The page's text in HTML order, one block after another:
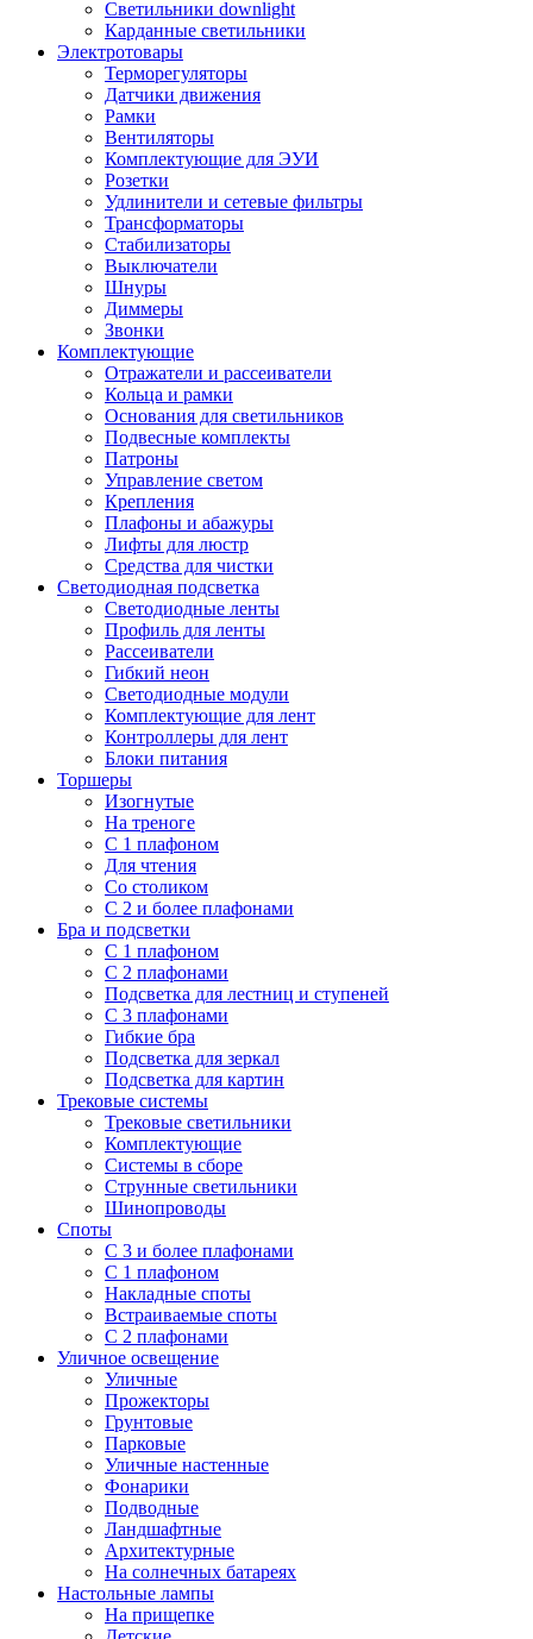
Светильники downlight
Карданные светильники
Электротовары
Терморегуляторы
Датчики движения
Рамки
Вентиляторы
Комплектующие для ЭУИ
Розетки
Удлинители и сетевые фильтры
Трансформаторы
Стабилизаторы
Выключатели
Шнуры
Диммеры
Звонки
Комплектующие
Отражатели и рассеиватели
Кольца и рамки
Основания для светильников
Подвесные комплекты
Патроны
Управление светом
Крепления
Плафоны и абажуры
Лифты для люстр
Средства для чистки
Светодиодная подсветка
Светодиодные ленты
Профиль для ленты
Рассеиватели
Гибкий неон
Светодиодные модули
Комплектующие для лент
Контроллеры для лент
Блоки питания
Торшеры
Изогнутые
На треноге
С 1 плафоном
Для чтения
Со столиком
С 2 и более плафонами
Бра и подсветки
С 1 плафоном
С 2 плафонами
Подсветка для лестниц и ступеней
С 3 плафонами
Гибкие бра
Подсветка для зеркал
Подсветка для картин
Трековые системы
Трековые светильники
Комплектующие
Системы в сборе
Струнные светильники
Шинопроводы
Споты
С 3 и более плафонами
С 1 плафоном
Накладные споты
Встраиваемые споты
С 2 плафонами
Уличное освещение
Уличные
Прожекторы
Грунтовые
Парковые
Уличные настенные
Фонарики
Подводные
Ландшафтные
Архитектурные
На солнечных батареях
Настольные лампы
На прищепке